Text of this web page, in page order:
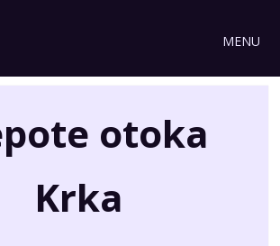
MENU
otoka
Krka